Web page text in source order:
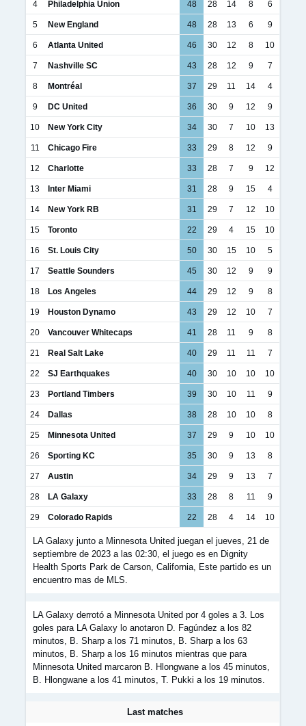
4 Philadelphia Union 48 28 14 8 6
5 New England 48 28 13 6 9
6 Atlanta United 46 30 12 8 10
7 Nashville SC 43 28 12 9 7
8 Montréal 37 29 11 14 4
9 DC United 36 30 9 12 9
10 New York City 34 30 7 10 13
11 Chicago Fire 33 29 8 12 9
12 Charlotte 33 28 7 9 12
13 Inter Miami 31 28 9 15 4
14 New York RB 31 29 7 12 10
15 Toronto 22 29 4 15 10
16 St. Louis City 50 30 15 10 5
17 Seattle Sounders 45 30 12 9 9
18 Los Angeles 44 29 12 9 8
19 Houston Dynamo 43 29 12 10 7
20 Vancouver Whitecaps 41 28 11 9 8
21 Real Salt Lake 40 29 11 11 7
22 SJ Earthquakes 40 30 10 10 10
23 Portland Timbers 39 30 10 11 9
24 Dallas 38 28 10 10 8
25 Minnesota United 37 29 9 10 10
26 Sporting KC 35 30 9 13 8
27 Austin 34 29 9 13 7
28 LA Galaxy 33 28 8 11 9
29 Colorado Rapids 22 28 4 14 10
LA Galaxy junto a Minnesota United juegan el jueves, 21 de
septiembre de 2023 a las 02:30, el juego es en Dignity
Health Sports Park de Carson, California, Este partido es un
encuentro mas de MLS.
LA Galaxy derrotó a Minnesota United por 4 goles a 3. Los
goles para LA Galaxy lo anotaron D. Fagúndez a los 82
minutos, B. Sharp a los 71 minutos, B. Sharp a los 63
minutos, B. Sharp a los 16 minutos mientras que para
Minnesota United marcaron B. Hlongwane a los 45 minutos,
B. Hlongwane a los 41 minutos, T. Pukki a los 19 minutos.
Last matches